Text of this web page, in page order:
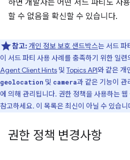
하면 개발자는 어떤 서드 파티도 사
할 수 없음을 확신할 수 있습니다.
참고: 개인 정보 보호 샌드박스는 서드 파
이 서드 파티 사용 사례를 충족하기 위한 일
Agent Client Hints 및 Topics API와 같은 개
geolocation 및 camera과 같은 기능이 관
에 의해 관리됩니다. 권한 정책을 사용하는
참고하세요. 이 목록은 최신이 아닐 수 있습니
권한 정책 변경사항